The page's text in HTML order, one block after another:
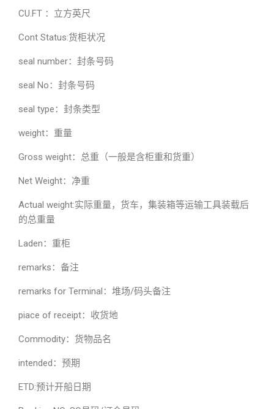
CU.FT ：立方英尺
Cont Status:货柜状况
seal number：封条号码
seal No：封条号码
seal type：封条类型
weight：重量
Gross weight：总重（一般是含柜重和货重）
Net Weight：净重
Actual weight:实际重量，货车，集装箱等运输工具装载后
的总重量
Laden：重柜
remarks：备注
remarks for Terminal：堆场/码头备注
piace of receipt：收货地
Commodity：货物品名
intended：预期
ETD:预计开船日期